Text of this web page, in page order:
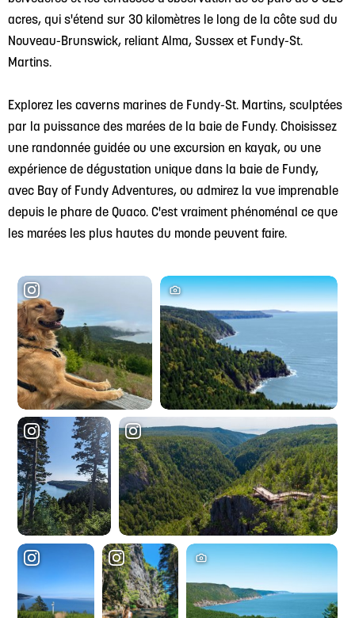
acres, qui s'étend sur 30 kilomètres le long de la côte sud du
Nouveau-Brunswick, reliant Alma, Sussex et Fundy-St.
Martins.
Explorez les caverns marines de Fundy-St. Martins, sculptées
par la puissance des marées de la baie de Fundy. Choisissez
une randonnée guidée ou une excursion en kayak, ou une
expérience de dégustation unique dans la baie de Fundy,
avec Bay of Fundy Adventures, ou admirez la vue imprenable
depuis le phare de Quaco. C'est vraiment phénoménal ce que
les marées les plus hautes du monde peuvent faire.